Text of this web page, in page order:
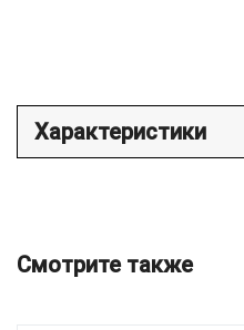
Характеристики
Смотрите также